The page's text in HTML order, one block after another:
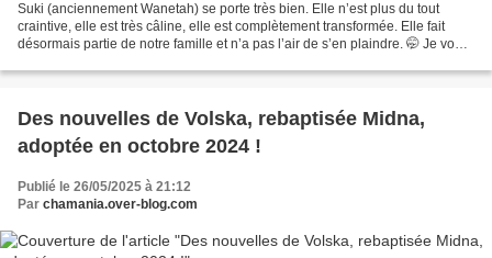
Suki (anciennement Wanetah) se porte très bien. Elle n’est plus du tout
craintive, elle est très câline, elle est complètement transformée. Elle fait
désormais partie de notre famille et n’a pas l’air de s’en plaindre. 🤭 Je vous
Des nouvelles de Volska, rebaptisée Midna,
adoptée en octobre 2024 !
Publié le 26/05/2025 à 21:12
Par chamania.over-blog.com